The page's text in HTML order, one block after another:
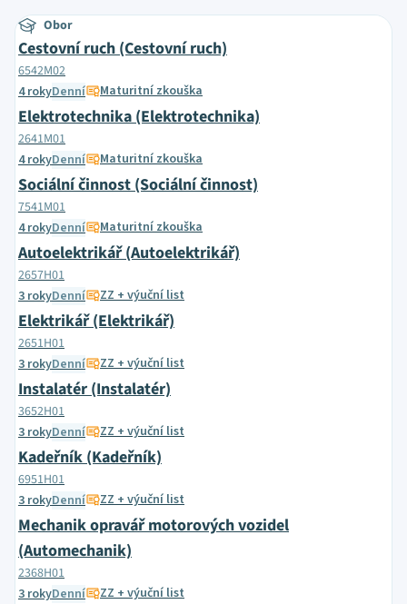
Obor
Cestovní ruch (Cestovní ruch)
6542M02
4 rokyDenní Maturitní zkouška
Elektrotechnika (Elektrotechnika)
2641M01
4 rokyDenní Maturitní zkouška
Sociální činnost (Sociální činnost)
7541M01
4 rokyDenní Maturitní zkouška
Autoelektrikář (Autoelektrikář)
2657H01
3 rokyDenní ZZ + výuční list
Elektrikář (Elektrikář)
2651H01
3 rokyDenní ZZ + výuční list
Instalatér (Instalatér)
3652H01
3 rokyDenní ZZ + výuční list
Kadeřník (Kadeřník)
6951H01
3 rokyDenní ZZ + výuční list
Mechanik opravář motorových vozidel
(Automechanik)
2368H01
3 rokyDenní ZZ + výuční list